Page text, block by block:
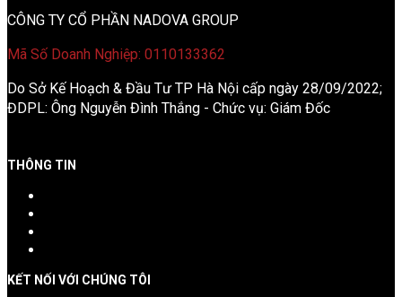
CÔNG TY CỔ PHẦN NADOVA GROUP
Mã Số Doanh Nghiệp: 0110133362
Do Sở Kế Hoạch & Đầu Tư TP Hà Nội cấp ngày 28/09/2022;
ĐDPL: Ông Nguyễn Đình Thắng - Chức vụ: Giám Đốc
THÔNG TIN
KẾT NỐI VỚI CHÚNG TÔI